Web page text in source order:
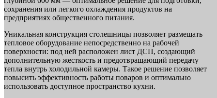
сохранения или легкого охлаждения продуктов на
предприятиях общественного питания.
Уникальная конструкция столешницы позволяет размещать
тепловое оборудование непосредственно на рабочей
поверхности: под ней расположен лист ДСП, создающий
дополнительную жесткость и предотвращающий передачу
тепла внутрь холодильной камеры. Такое решение позволяет
повысить эффективность работы поваров и оптимально
использовать доступное пространство кухни.